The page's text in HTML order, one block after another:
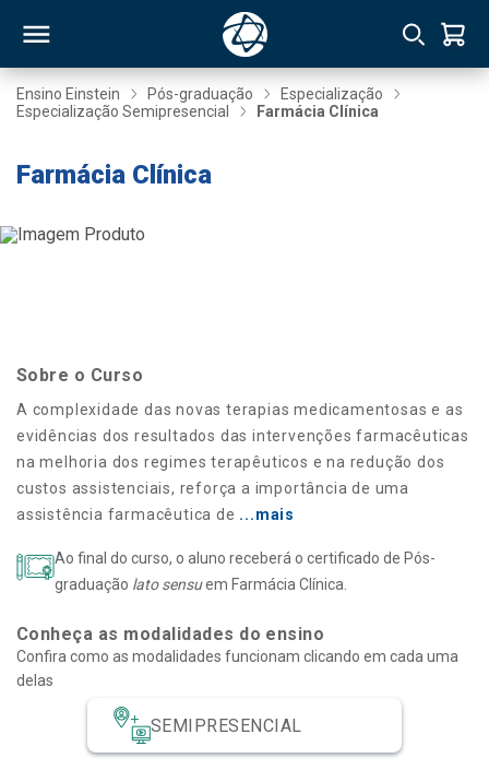
Ensino Einstein Pós-graduação
Especialização
Especialização Semipresencial
Farmácia Clínica
Farmácia Clínica
Sobre o Curso
A complexidade das novas terapias medicamentosas e as
evidências dos resultados das intervenções farmacêuticas
na melhoria dos regimes terapêuticos e na redução dos
custos assistenciais, reforça a importância de uma
assistência farmacêutica de ...mais
Ao final do curso, o aluno receberá o certificado de Pós-
graduação lato sensuem Farmácia Clínica.
Conheça as modalidades do ensino
SEMIPRESENCIAL
Confira como as modalidades funcionam clicando em cada uma
delas